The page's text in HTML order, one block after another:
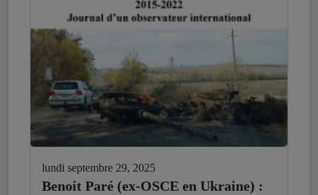
lundi septembre 29, 2025
Benoit Paré (ex-OSCE en Ukraine) :